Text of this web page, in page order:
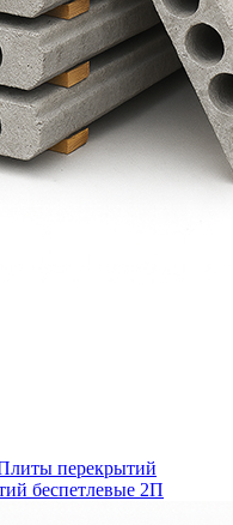
перекрытий
беспетлевые 2П